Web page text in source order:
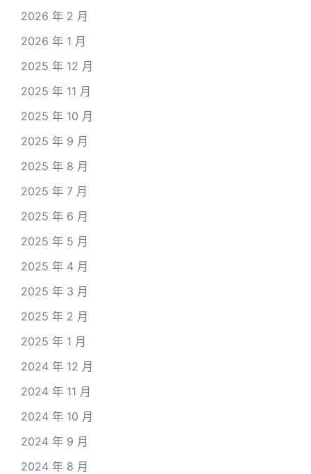
2026 年 2 月
2026 年 1 月
2025 年 12 月
2025 年 11 月
2025 年 10 月
2025 年 9 月
2025 年 8 月
2025 年 7 月
2025 年 6 月
2025 年 5 月
2025 年 4 月
2025 年 3 月
2025 年 2 月
2025 年 1 月
2024 年 12 月
2024 年 11 月
2024 年 10 月
2024 年 9 月
2024 年 8 月